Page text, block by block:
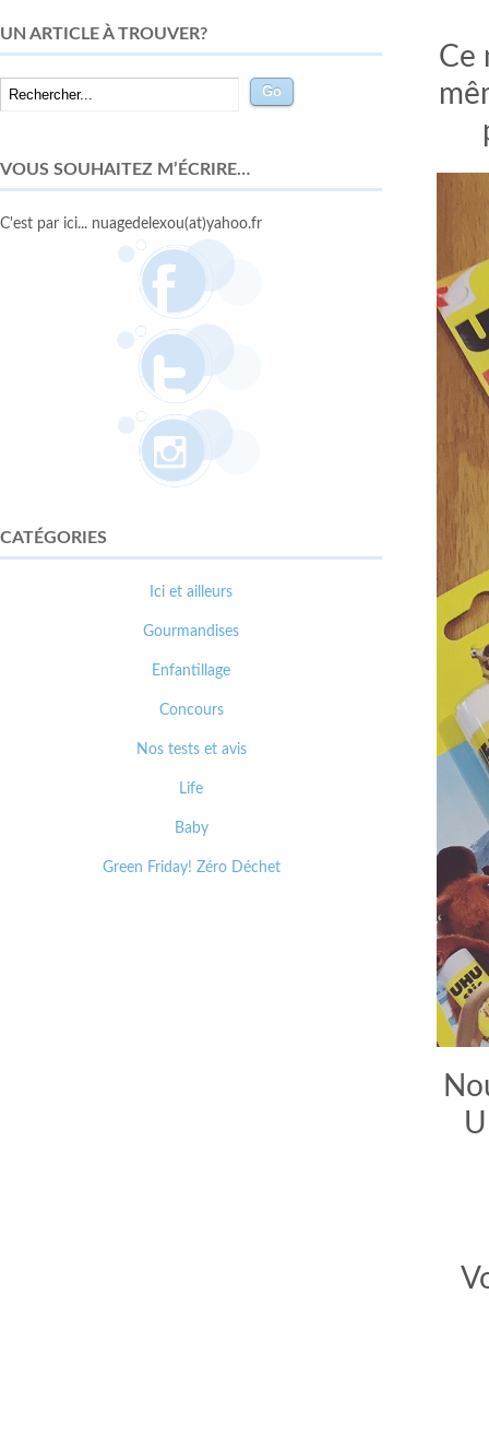
Ce
UN ARTICLE À TROUVER?
VOUS SOUHAITEZ M’ÉCRIRE…
C'est par ici... nuagedelexou(at)yahoo.fr
CATÉGORIES
Ici et ailleurs
Gourmandises
Enfantillage
Concours
Nos tests et avis
Life
Baby
Green Friday! Zéro Déchet